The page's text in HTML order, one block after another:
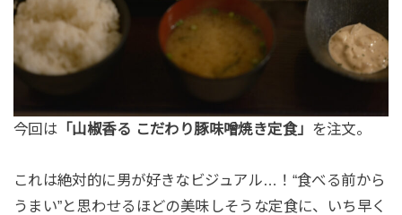
今回は 「山椒香る こだわり豚味噌焼き定食」 を注文。
これは絶対的に男が好きなビジュアル…！“食べる前から
うまい”と思わせるほどの美味しそうな定食に、いち早く